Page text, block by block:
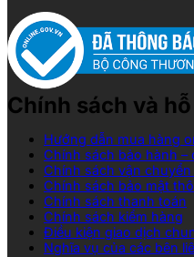
Chính sách và
Hướng dẫn mua hàng
Chính sách bảo hành –
Chính sách vận
Chính sách bảo mật
Chính sách thanh toán
Chính sách kiểm hàng
Điều kiện giao dịch
Nghĩa vụ của các bên